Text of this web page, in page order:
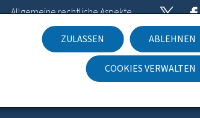
ZULASSEN ABLEHNEN
COOKIES VERWALTEN
Allgemeine rechtliche Aspekte
Barrierefreiheit
Verwaltung der Cookies
X
Newsletter